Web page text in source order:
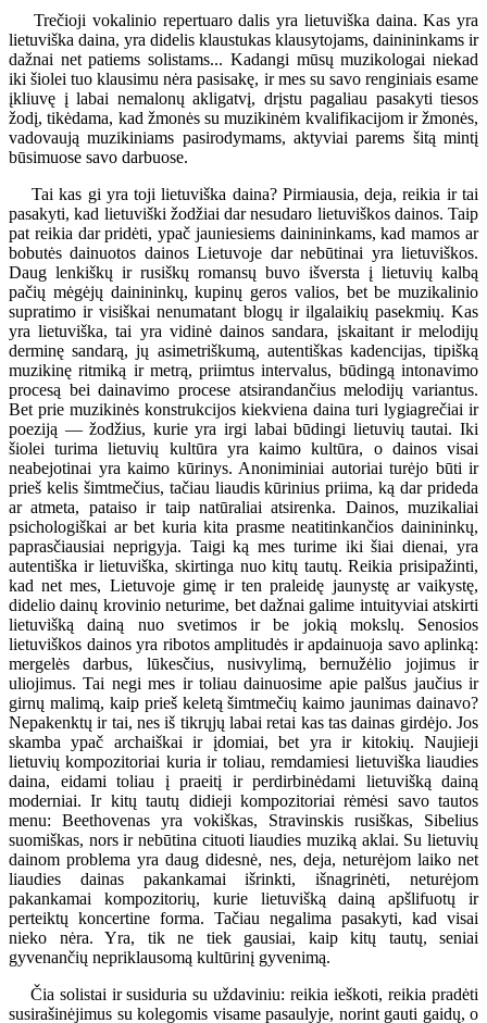
Trečioji vokalinio repertuaro dalis yra lietuviška daina. Kas yra
lietuviška daina, yra didelis klaustukas klausytojams, dainininkams ir
dažnai net patiems solistams... Kadangi mūsų muzikologai niekad
iki šiolei tuo klausimu nėra pasisakę, ir mes su savo renginiais esame
įkliuvę į labai nemalonų akligatvį, drįstu pagaliau pasakyti tiesos
žodį, tikėdama, kad žmonės su muzikinėm kvalifikacijom ir žmonės,
vadovaują muzikiniams pasirodymams, aktyviai parems šitą mintį
būsimuose savo darbuose.
Tai kas gi yra toji lietuviška daina? Pirmiausia, deja, reikia ir tai
pasakyti, kad lietuviški žodžiai dar nesudaro lietuviškos dainos. Taip
pat reikia dar pridėti, ypač jauniesiems dainininkams, kad mamos ar
bobutės dainuotos dainos Lietuvoje dar nebūtinai yra lietuviškos.
Daug lenkiškų ir rusiškų romansų buvo išversta į lietuvių kalbą
pačių mėgėjų dainininkų, kupinų geros valios, bet be muzikalinio
supratimo ir visiškai nenumatant blogų ir ilgalaikių pasekmių. Kas
yra lietuviška, tai yra vidinė dainos sandara, įskaitant ir melodijų
derminę sandarą, jų asimetriškumą, autentiškas kadencijas, tipišką
muzikinę ritmiką ir metrą, priimtus intervalus, būdingą intonavimo
procesą bei dainavimo procese atsirandančius melodijų variantus.
Bet prie muzikinės konstrukcijos kiekviena daina turi lygiagrečiai ir
poeziją — žodžius, kurie yra irgi labai būdingi lietuvių tautai. Iki
šiolei turima lietuvių kultūra yra kaimo kultūra, o dainos visai
neabejotinai yra kaimo kūrinys. Anoniminiai autoriai turėjo būti ir
prieš kelis šimtmečius, tačiau liaudis kūrinius priima, ką dar prideda
ar atmeta, pataiso ir taip natūraliai atsirenka. Dainos, muzikaliai
psichologiškai ar bet kuria kita prasme neatitinkančios dainininkų,
paprasčiausiai neprigyja. Taigi ką mes turime iki šiai dienai, yra
autentiška ir lietuviška, skirtinga nuo kitų tautų. Reikia prisipažinti,
kad net mes, Lietuvoje gimę ir ten praleidę jaunystę ar vaikystę,
didelio dainų krovinio neturime, bet dažnai galime intuityviai atskirti
lietuvišką dainą nuo svetimos ir be jokią mokslų. Senosios
lietuviškos dainos yra ribotos amplitudės ir apdainuoja savo aplinką:
mergelės darbus, lūkesčius, nusivylimą, bernužėlio jojimus ir
uliojimus. Tai negi mes ir toliau dainuosime apie palšus jaučius ir
girnų malimą, kaip prieš keletą šimtmečių kaimo jaunimas dainavo?
Nepakenktų ir tai, nes iš tikrųjų labai retai kas tas dainas girdėjo. Jos
skamba ypač archaiškai ir įdomiai, bet yra ir kitokių. Naujieji
lietuvių kompozitoriai kuria ir toliau, remdamiesi lietuviška liaudies
daina, eidami toliau į praeitį ir perdirbinėdami lietuvišką dainą
moderniai. Ir kitų tautų didieji kompozitoriai rėmėsi savo tautos
menu: Beethovenas yra vokiškas, Stravinskis rusiškas, Sibelius
suomiškas, nors ir nebūtina cituoti liaudies muziką aklai. Su lietuvių
dainom problema yra daug didesnė, nes, deja, neturėjom laiko net
liaudies dainas pakankamai išrinkti, išnagrinėti, neturėjom
pakankamai kompozitorių, kurie lietuvišką dainą apšlifuotų ir
perteiktų koncertine forma. Tačiau negalima pasakyti, kad visai
nieko nėra. Yra, tik ne tiek gausiai, kaip kitų tautų, seniai
gyvenančių nepriklausomą kultūrinį gyvenimą.
Čia solistai ir susiduria su uždaviniu: reikia ieškoti, reikia pradėti
susirašinėjimus su kolegomis visame pasaulyje, norint gauti gaidų, o